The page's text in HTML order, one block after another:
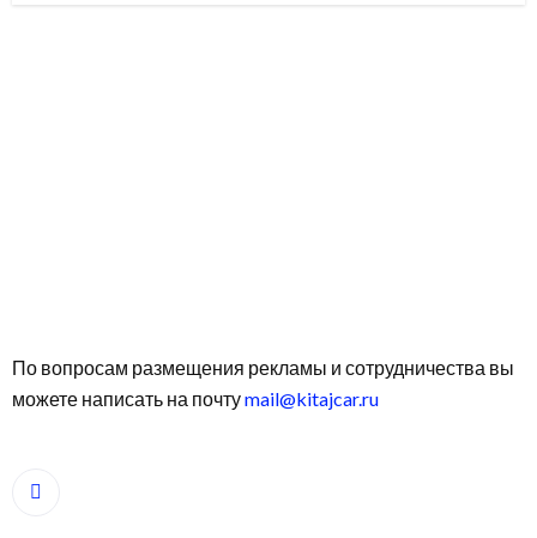
По вопросам размещения рекламы и сотрудничества вы
можете написать на почтуmail@kitajcar.ru